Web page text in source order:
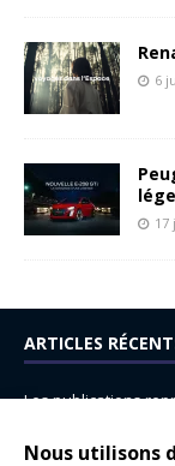
Nous utilisons
6
17
ARTICLES
Les publications